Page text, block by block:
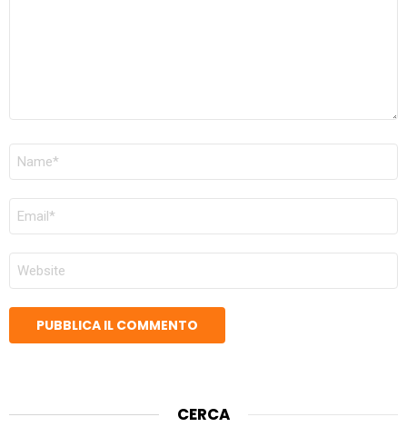
NOME
EMAIL
SITO
WEB
CERCA